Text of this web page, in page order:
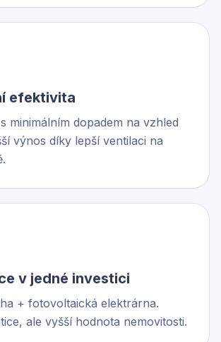
efektivita
minimálním dopadem na vzhled
výnos díky lepší ventilaci na
v jedné investici
+ fotovoltaická elektrárna.
ale vyšší hodnota nemovitosti.